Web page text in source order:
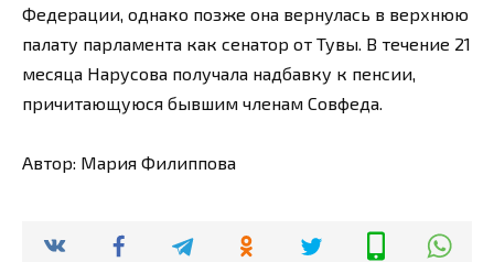
Федерации, однако позже она вернулась в верхнюю
палату парламента как сенатор от Тувы. В течение 21
месяца Нарусова получала надбавку к пенсии,
причитающуюся бывшим членам Совфеда.
Автор: Мария Филиппова